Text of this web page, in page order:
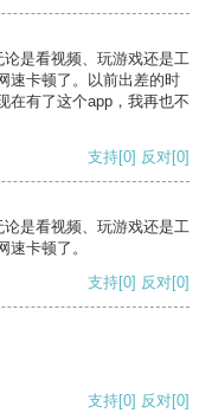
是看视频、玩游戏还是工
速卡顿了。以前出差的时
在有了这个app，我再也不
支持[0] 反对[0]
是看视频、玩游戏还是工
卡顿了。
支持[0] 反对[0]
支持[0] 反对[0]